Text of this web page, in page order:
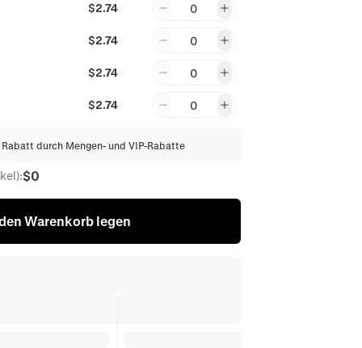
$2.74
0
$2.74
0
$2.74
0
$2.74 0
Rabatt durch Mengen- und VIP-Rabatte
$0
Warenkorb legen